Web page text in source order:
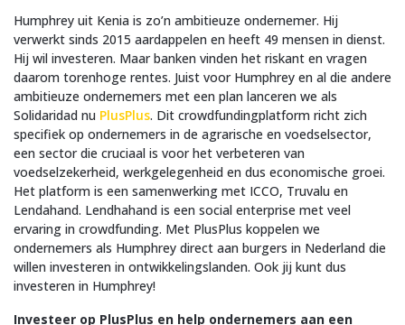
Humphrey uit Kenia is zo’n ambitieuze ondernemer. Hij
verwerkt sinds 2015 aardappelen en heeft 49 mensen in dienst.
Hij wil investeren. Maar banken vinden het riskant en vragen
daarom torenhoge rentes. Juist voor Humphrey en al die andere
ambitieuze ondernemers met een plan lanceren we als
Solidaridad nu PlusPlus. Dit crowdfundingplatform richt zich
specifiek op ondernemers in de agrarische en voedselsector,
een sector die cruciaal is voor het verbeteren van
voedselzekerheid, werkgelegenheid en dus economische groei.
Het platform is een samenwerking met ICCO, Truvalu en
Lendahand. Lendhahand is een social enterprise met veel
ervaring in crowdfunding. Met PlusPlus koppelen we
ondernemers als Humphrey direct aan burgers in Nederland die
willen investeren in ontwikkelingslanden. Ook jij kunt dus
investeren in Humphrey!
Investeer op PlusPlus en help ondernemers aan een